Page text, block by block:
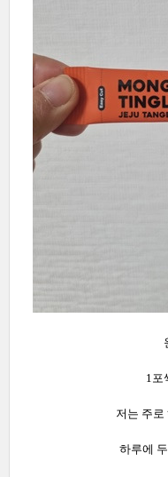
1포
저는 주로
하루에